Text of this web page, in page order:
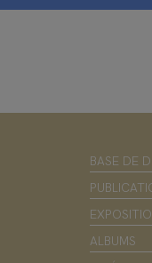
BASE DE
ALBUMS